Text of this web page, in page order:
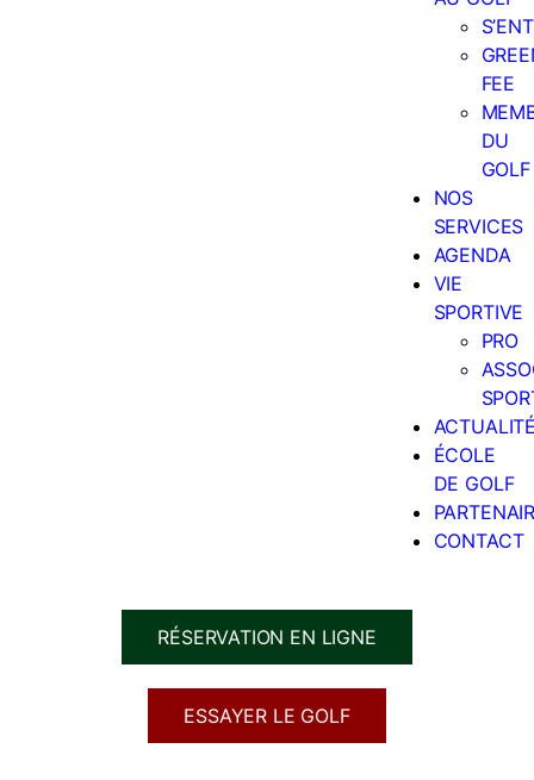
FEE
DU
GOLF
NOS
SERVICES
AGENDA
VIE
SPORTIVE
PRO
ÉCOLE
DE GOLF
CONTACT
RÉSERVATION EN LIGNE
ESSAYER LE GOLF